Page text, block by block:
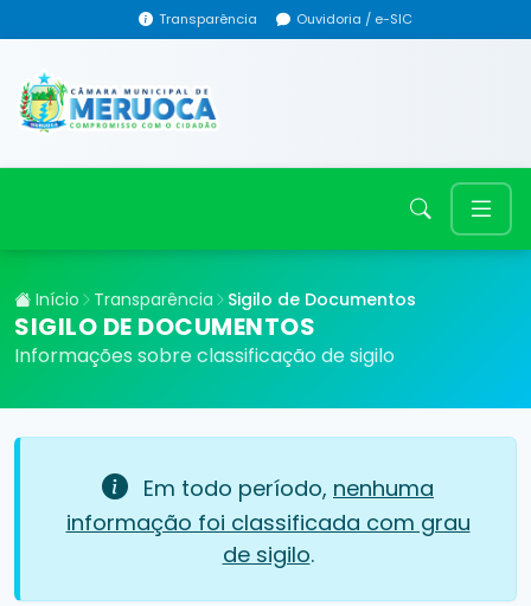
Transparência Ouvidoria / e-SIC
Início Transparência Sigilo de Documentos
SIGILO DE DOCUMENTOS
Informações sobre classificação de sigilo
Em todo período, nenhuma
informação foi classificada com grau
de sigilo.